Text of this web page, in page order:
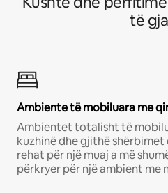
të
Ambiente të mobiluara me
Ambientet totalisht të
kuzhinë dhe gjithë
rehat për një muaj a më
përkryer për një ambient me